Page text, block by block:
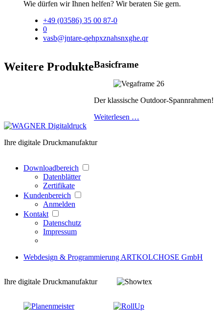
Wie dürfen wir Ihnen helfen? Wir beraten Sie gern.
+49 (03586) 35 00 87-0
0
vasb@jntare-qehpxznahsnxghe.qr
Weitere ProdukteBasicframe
Der klassische Outdoor-Spannrahmen!
Weiterlesen …
Ihre digitale Druckmanufaktur
Downloadbereich
Datenblätter
Zertifikate
Kundenbereich
Anmelden
Kontakt
Datenschutz
Impressum
Webdesign & Programmierung ARTKOLCHOSE GmbH
Ihre digitale Druckmanufaktur